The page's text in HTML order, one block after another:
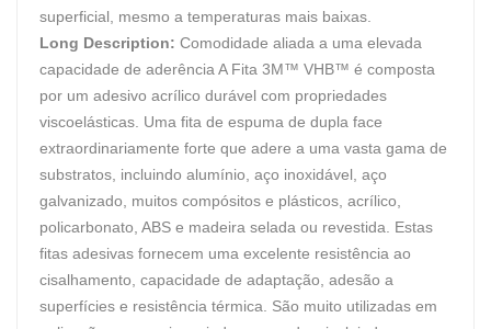
superficial, mesmo a temperaturas mais baixas.
Long Description: Comodidade aliada a uma elevada
capacidade de aderência A Fita 3M™ VHB™ é composta
por um adesivo acrílico durável com propriedades
viscoelásticas. Uma fita de espuma de dupla face
extraordinariamente forte que adere a uma vasta gama de
substratos, incluindo alumínio, aço inoxidável, aço
galvanizado, muitos compósitos e plásticos, acrílico,
policarbonato, ABS e madeira selada ou revestida. Estas
fitas adesivas fornecem uma excelente resistência ao
cisalhamento, capacidade de adaptação, adesão a
superfícies e resistência térmica. São muito utilizadas em